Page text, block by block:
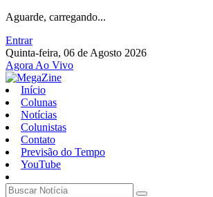
Aguarde, carregando...
Entrar
Quinta-feira, 06 de Agosto 2026
Agora Ao Vivo
Início
Colunas
Notícias
Colunistas
Contato
Previsão do Tempo
YouTube